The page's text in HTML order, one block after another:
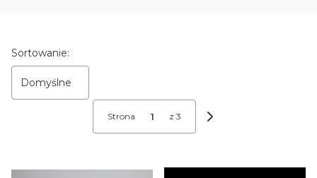
Lista produktów
Sortowanie:
Domyślne
Strona z 3
Następne produkty